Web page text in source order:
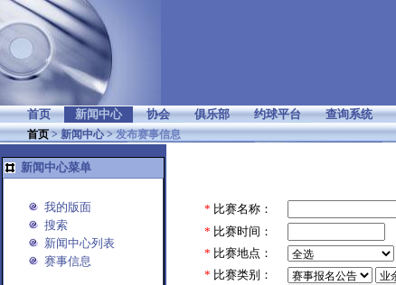
首页 新闻中心 协会 俱乐部 约球平台 查询系统
首页 > 新闻中心 > 发布赛事信息
新闻中心菜单
我的版面
搜索
新闻中心列表
赛事信息
* 比赛名称：
* 比赛时间：
* 比赛地点：
* 比赛类别：